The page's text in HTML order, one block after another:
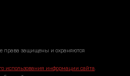
права защищены и охраняются
использования информации сайта.